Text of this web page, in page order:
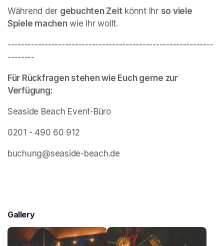
Während der gebuchten Zeit könnt Ihr so viele
Spiele machen wie Ihr wollt.
-------------------------------------------------------------
--------
Für Rückfragen stehen wie Euch gerne zur
Verfügung:
Seaside Beach Event-Büro
0201 - 490 60 912
buchung@seaside-beach.de
Gallery